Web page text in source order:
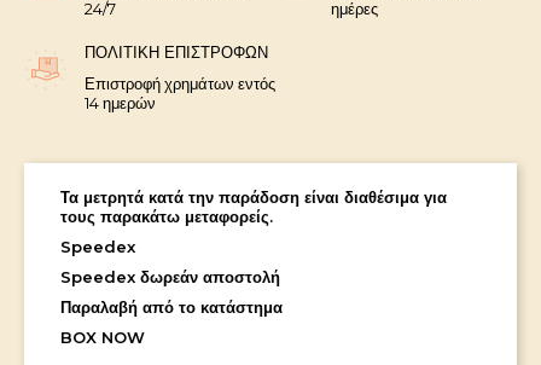
24/7
ημέρες
ΠΟΛΙΤΙΚΉ ΕΠΙΣΤΡΟΦΏΝ
Επιστροφή χρημάτων εντός
14 ημερών
Τα μετρητά κατά την παράδοση είναι διαθέσιμα για
τους παρακάτω μεταφορείς.
Speedex
Speedex δωρεάν αποστολή
Παραλαβή από το κατάστημα
BOX NOW